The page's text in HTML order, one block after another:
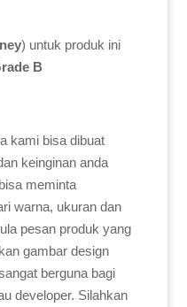
) untuk produk ini
B
kami bisa dibuat
keinginan anda
meminta
warna, ukuran dan
pesan produk yang
gambar design
berguna bagi
developer. Silahkan